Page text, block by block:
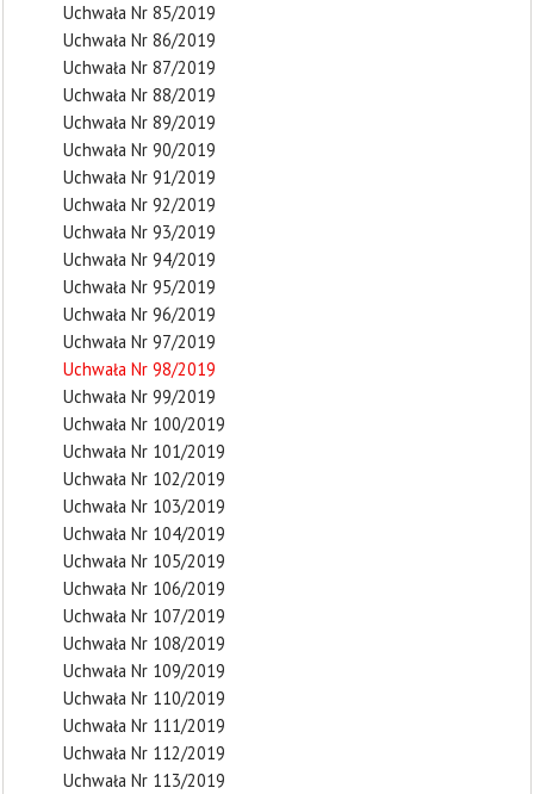
Uchwała Nr 85/2019
Uchwała Nr 86/2019
Uchwała Nr 87/2019
Uchwała Nr 88/2019
Uchwała Nr 89/2019
Uchwała Nr 90/2019
Uchwała Nr 91/2019
Uchwała Nr 92/2019
Uchwała Nr 93/2019
Uchwała Nr 94/2019
Uchwała Nr 95/2019
Uchwała Nr 96/2019
Uchwała Nr 97/2019
Uchwała Nr 98/2019
Uchwała Nr 99/2019
Uchwała Nr 100/2019
Uchwała Nr 101/2019
Uchwała Nr 102/2019
Uchwała Nr 103/2019
Uchwała Nr 104/2019
Uchwała Nr 105/2019
Uchwała Nr 106/2019
Uchwała Nr 107/2019
Uchwała Nr 108/2019
Uchwała Nr 109/2019
Uchwała Nr 110/2019
Uchwała Nr 111/2019
Uchwała Nr 112/2019
Uchwała Nr 113/2019